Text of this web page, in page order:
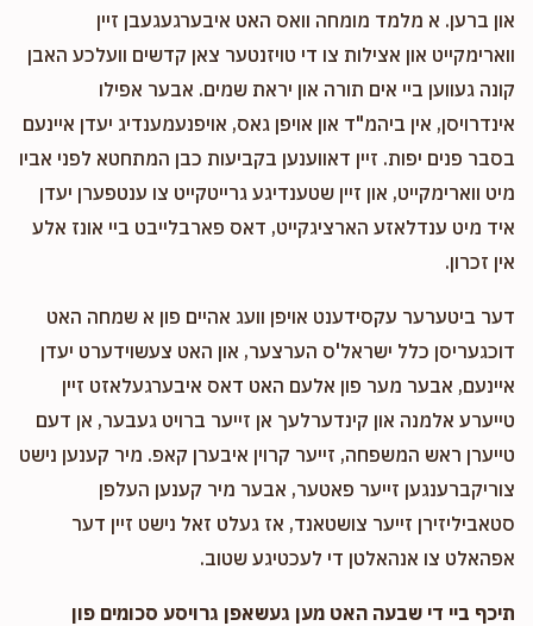
Joel SoferYisroel Mordchai Stern
11 months ago $360.00
נאך שענער
For the amazing Stern family
און ברען. א מלמד מומחה וואס האט איבערגעגעבן זיין
ווארימקייט און אצילות צו די טויזנטער צאן קדשים וועלכע האבן
קונה געווען ביי אים תורה און יראת שמים. אבער אפילו
אינדרויסן, אין ביהמ"ד און אויפן גאס, אויפנעמענדיג יעדן איינעם
בסבר פנים יפות. זיין דאווענען בקביעות כבן המתחטא לפני אביו
מיט ווארימקייט, און זיין שטענדיגע גרייטקייט צו ענטפערן יעדן
איד מיט ענדלאזע הארציגקייט, דאס פארבלייבט ביי אונז אלע
אין זכרון.
דער ביטערער עקסידענט אויפן וועג אהיים פון א שמחה האט
דוכגעריסן כלל ישראל'ס הערצער, און האט צעשוידערט יעדן
איינעם, אבער מער פון אלעם האט דאס איבערגעלאזט זיין
טייערע אלמנה און קינדערלעך אן זייער ברויט געבער, אן דעם
טייערן ראש המשפחה, זייער קרוין איבערן קאפ. מיר קענען נישט
צוריקברענגען זייער פאטער, אבער מיר קענען העלפן
סטאביליזירן זייער צושטאנד, אז געלט זאל נישט זיין דער
אפהאלט צו אנהאלטן די לעכטיגע שטוב.
תיכף ביי די שבעה האט מען געשאפן גרויסע סכומים פון